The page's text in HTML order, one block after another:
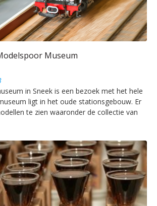
Museum
in Sneek is een bezoek met het hele
ligt in het oude stationsgebouw. Er
te zien waaronder de collectie van